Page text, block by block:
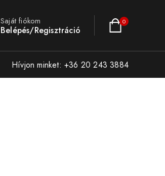
Saját fiókom
Belépés/Regisztráció
0
Hívjon minket: +36 20 243 3884